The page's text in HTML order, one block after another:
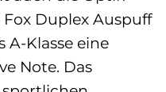
Duplex Auspuff
A-Klasse eine
Note. Das